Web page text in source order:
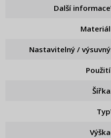
Další informace
Materiál
Nastavitelný / výsuvný
Použití
Šířka
Typ
Výška